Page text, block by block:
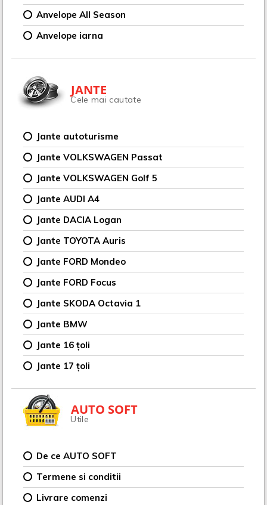
Anvelope All Season
Anvelope iarna
JANTE
Cele mai cautate
Jante autoturisme
Jante VOLKSWAGEN Passat
Jante VOLKSWAGEN Golf 5
Jante AUDI A4
Jante DACIA Logan
Jante TOYOTA Auris
Jante FORD Mondeo
Jante FORD Focus
Jante SKODA Octavia 1
Jante BMW
Jante 16 țoli
Jante 17 țoli
AUTO SOFT
Utile
De ce AUTO SOFT
Termene si conditii
Livrare comenzi